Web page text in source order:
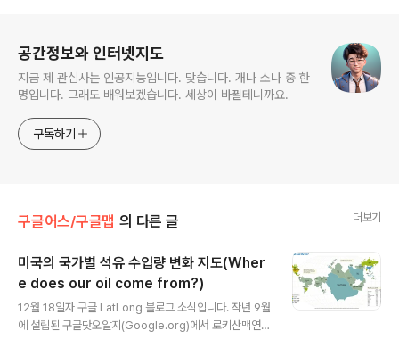
공간정보와 인터넷지도
지금 제 관심사는 인공지능입니다. 맞습니다. 개나 소나 중 한
명입니다. 그래도 배워보겠습니다. 세상이 바뀔테니까요.
구독하기
구글어스/구글맵 의 다른 글 더보기
미국의 국가별 석유 수입량 변화 지도(Wher
e does our oil come from?)
12월 18일자 구글 LatLong 블로그 소식입니다. 작년 9월
에 설립된 구글닷오알지(Google.org)에서 로키산맥연구